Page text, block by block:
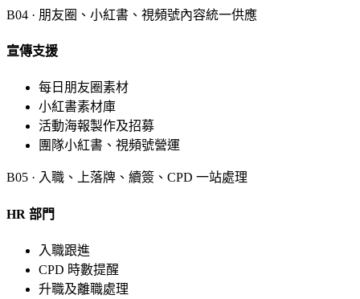
B04 · 朋友圈、小紅書、視頻號內容統一供應
宣傳支援
每日朋友圈素材
小紅書素材庫
活動海報製作及招募
團隊小紅書、視頻號營運
B05 · 入職、上落牌、續簽、CPD 一站處理
HR 部門
入職跟進
CPD 時數提醒
升職及離職處理